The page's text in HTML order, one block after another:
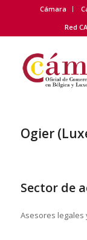
Cámara
Red
Ogier
Sector de
Asesores legales